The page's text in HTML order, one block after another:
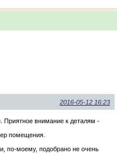
2016-05-12 16:23
Приятное внимание к деталям -
помещения.
по-моему, подобрано не очень